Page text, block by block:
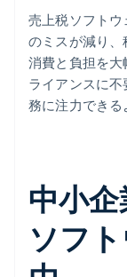
売上税ソフト
のミスが減り
消費と負担を
ライアンスに
務に注力できる
中小
ソフ